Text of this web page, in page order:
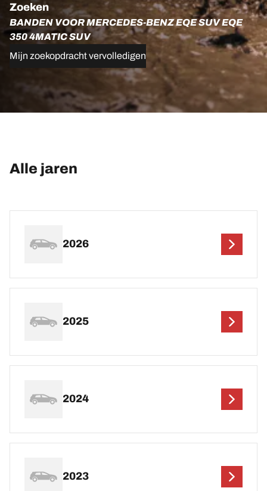
Zoeken
BANDEN VOOR MERCEDES-BENZ EQE SUV EQE
350 4MATIC SUV
Mijn zoekopdracht vervolledigen
Alle jaren
2026
2025
2024
2023